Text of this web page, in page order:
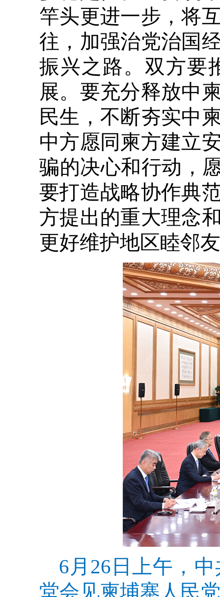
竿头更进一步，将
往，加强治党治国
振兴之路。双方要
展。要充分释放中
民生，不断夯实中
中方愿同柬方建立
骗的决心和行动，
要打造战略协作典
方提出的重大理念
更好维护地区睦邻
6月26日上午，
堂会见柬埔寨人民